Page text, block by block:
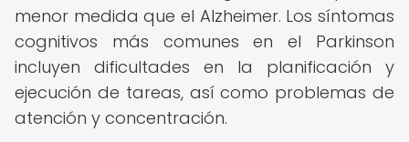
menor medida que el Alzheimer. Los síntomas
cognitivos más comunes en el Parkinson
incluyen dificultades en la planificación y
ejecución de tareas, así como problemas de
atención y concentración.